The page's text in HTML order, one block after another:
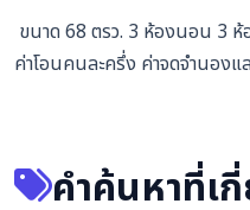
ขนาด 68 ตรว. 3 ห้องนอน 3 ห้
ค่าโอนคนละครึ่ง ค่าจดจำนอง
คำค้นหาที่เ